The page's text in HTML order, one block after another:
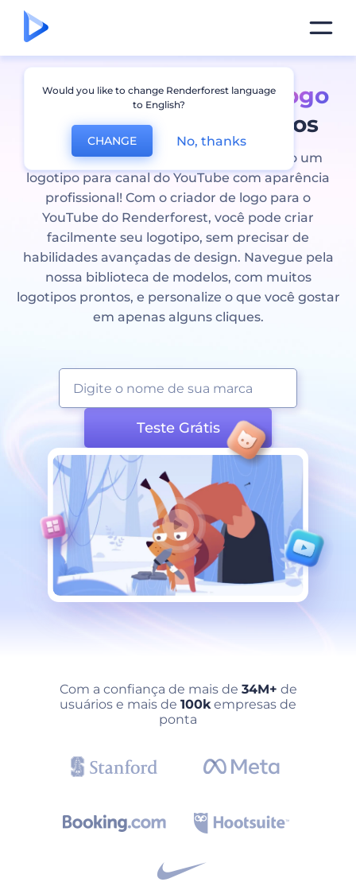
Crie um maravilhosoLogo
de YouTube
em minutos
Leve sua marca ao próximo nível usando um
logotipo para canal do YouTube com aparência
profissional! Com o criador de logo para o
YouTube do Renderforest, você pode criar
facilmente seu logotipo, sem precisar de
habilidades avançadas de design. Navegue pela
nossa biblioteca de modelos, com muitos
logotipos prontos, e personalize o que você gostar
em apenas alguns cliques.
Teste Grátis
Com a confiança de mais de 34M+ de
usuários e mais de 100kempresas de
ponta
Would you like to change Renderforest language
to English?
CHANGE No, thanks